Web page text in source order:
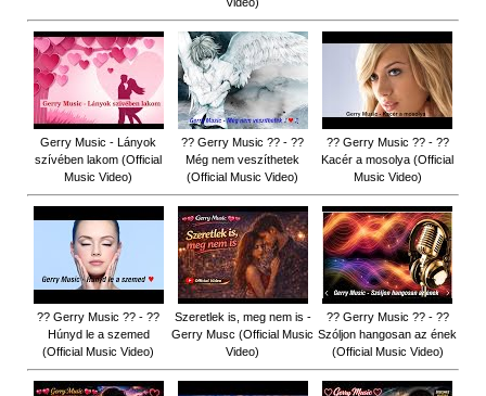
Gerry Music - Lányok
szívében lakom (Official
Music Video)
?? Gerry Music ?? - ??
Még nem veszíthetek
(Official Music Video)
?? Gerry Music ?? - ??
Kacér a mosolya (Official
Music Video)
?? Gerry Music ?? - ??
Húnyd le a szemed
(Official Music Video)
Szeretlek is, meg nem is -
Gerry Musc (Official Music
Video)
?? Gerry Music ?? - ??
Szóljon hangosan az ének
(Official Music Video)